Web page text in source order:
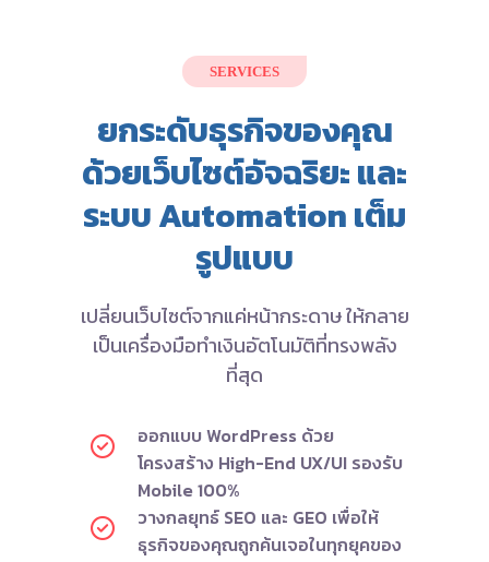
SERVICES
ยกระดับธุรกิจของคุณ
ด้วยเว็บไซต์อัจฉริยะ และ
ระบบ Automation เต็ม
รูปแบบ
เปลี่ยนเว็บไซต์จากแค่หน้ากระดาษ ให้กลาย
เป็นเครื่องมือทำเงินอัตโนมัติที่ทรงพลัง
ที่สุด
ออกแบบ WordPress ด้วย
โครงสร้าง High-End UX/UI รองรับ
Mobile 100%
วางกลยุทธ์ SEO และ GEO เพื่อให้
ธุรกิจของคุณถูกค้นเจอในทุกยุคของ